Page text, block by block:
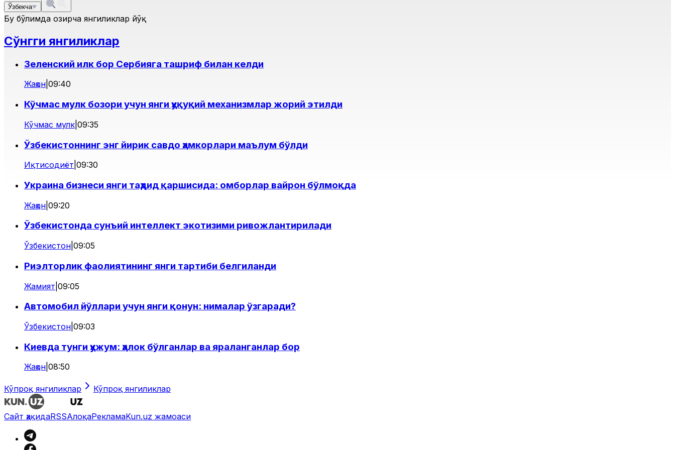
Ўзбекча
Бу бўлимда ҳозирча янгиликлар йўқ
Сўнгги янгиликлар
Зеленский илк бор Сербияга ташриф билан келди
Жаҳон 09:40
Кўчмас мулк бозори учун янги ҳуқуқий механизмлар жорий этилди
Кўчмас мулк 09:35
Ўзбекистоннинг энг йирик савдо ҳамкорлари маълум бўлди
Иқтисодиёт 09:30
Украина бизнеси янги таҳдид қаршисида: омборлар вайрон бўлмоқда
Жаҳон 09:20
Ўзбекистонда сунъий интеллект экотизими ривожлантирилади
Ўзбекистон 09:05
Риэлторлик фаолиятининг янги тартиби белгиланди
Жамият 09:05
Автомобил йўллари учун янги қонун: нималар ўзгаради?
Ўзбекистон 09:03
Киевда тунги ҳужум: ҳалок бўлганлар ва яраланганлар бор
Жаҳон 08:50
Кўпроқ янгиликлар Кўпроқ янгиликлар
Сайт ҳақидаRSSАлоқаРекламаKun.uz жамоаси